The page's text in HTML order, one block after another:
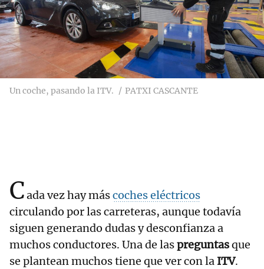
Un coche, pasando la ITV. PATXI CASCANTE
Cada vez hay máscoches eléctricos
circulando por las carreteras, aunque todavía
siguen generando dudas y desconfianza a
muchos conductores. Una de laspreguntasque
se plantean muchos tiene que ver con la ITV.